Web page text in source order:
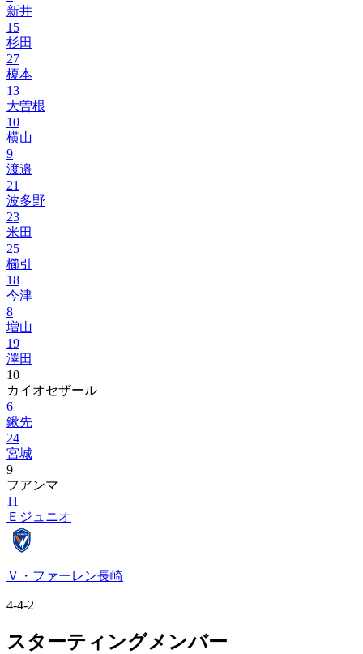
新井
15
杉田
27
榎本
13
大曽根
10
横山
9
渡邉
21
波多野
23
米田
25
櫛引
18
今津
8
増山
19
澤田
10
カイオセザール
6
鍬先
24
宮城
9
フアンマ
11
Ｅジュニオ
Ｖ・ファーレン長崎
4-4-2
スターティングメンバー